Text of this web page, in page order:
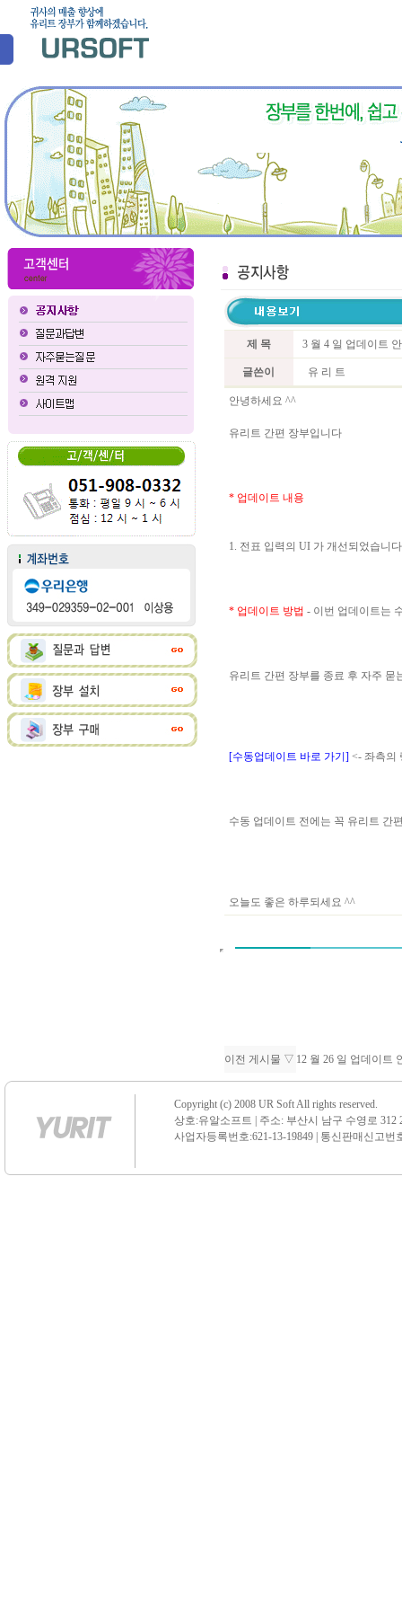
제 목 3 월 4 일 업데이트
글쓴이 유 리 트
안녕하세요 ^^
유리트 간편 장부입니다
* 업데이트 내용
1. 전표 입력의 UI 가 개선되었습니
* 업데이트 방법 - 이번 업데이트는
유리트 간편 장부를 종료 후 자주
[수동업데이트 바로 가기] <- 좌측의
수동 업데이트 전에는 꼭 유리트 간
오늘도 좋은 하루되세요 ^^
이전 게시물 ▽ 12 월 26 일 업데이트
Copyright (c) 2008 UR Soft All rights reserved.
상호:유알소프트 | 주소: 부산시 남구 수영로 312
사업자등록번호:621-13-19849 | 통신판매신고번